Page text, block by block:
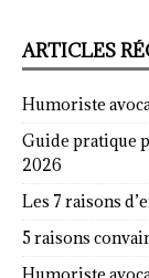
ARTICLES
Humoriste
Guide pratique
2026
Les 7 raisons
5 raisons